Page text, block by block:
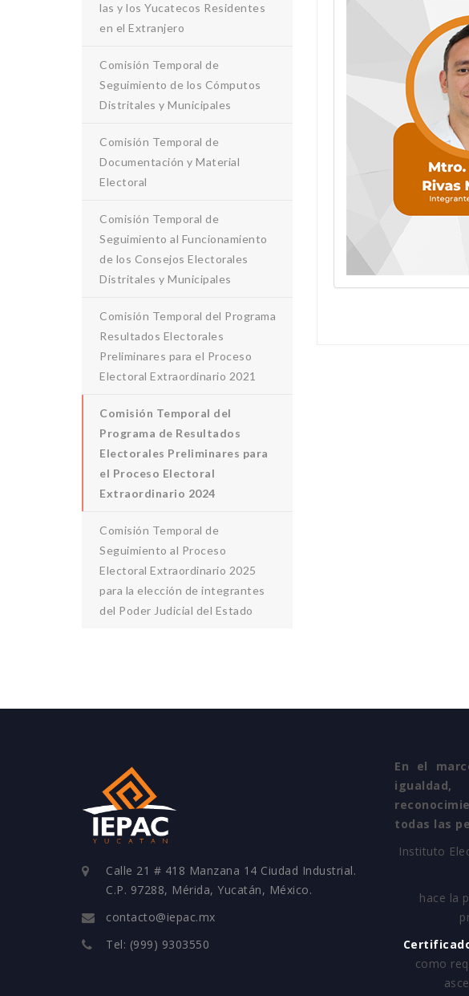
las y los Yucatecos Residentes
en el Extranjero
Comisión Temporal de
Seguimiento de los Cómputos
Distritales y Municipales
Comisión Temporal de
Documentación y Material
Electoral
Comisión Temporal de
Seguimiento al Funcionamiento
de los Consejos Electorales
Distritales y Municipales
Comisión Temporal del Programa
Resultados Electorales
Preliminares para el Proceso
Electoral Extraordinario 2021
Comisión Temporal del
Programa de Resultados
Electorales Preliminares para
el Proceso Electoral
Extraordinario 2024
Comisión Temporal de
Seguimiento al Proceso
Electoral Extraordinario 2025
para la elección de integrantes
del Poder Judicial del Estado
Calle 21 # 418 Manzana 14 Ciudad Industrial.
C.P. 97288, Mérida, Yucatán, México.
contacto@iepac.mx
Tel: (999) 9303550
En el
todas las
Instituto
hace la
como